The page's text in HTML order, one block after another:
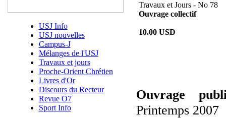
USJ Info
USJ nouvelles
Campus-J
Mélanges de l'USJ
Travaux et jours
Proche-Orient Chrétien
Livres d'Or
Discours du Recteur
Revue O7
Sport Info
Travaux et Jours - No 78
Ouvrage collectif
10.00 USD
Ouvrage
Printemps 2007